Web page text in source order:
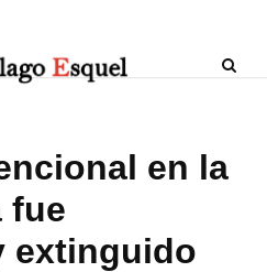
en la
fue
extinguido